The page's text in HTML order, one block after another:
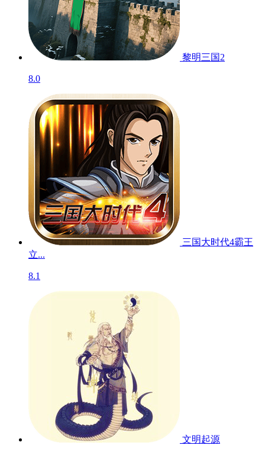
黎明三国2
8.0
三国大时代4霸王
立...
8.1
文明起源